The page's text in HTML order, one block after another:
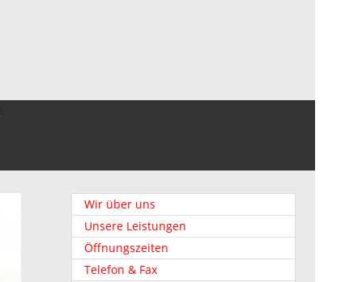
Wir über uns
Unsere Leistungen
Öffnungszeiten
Telefon & Fax